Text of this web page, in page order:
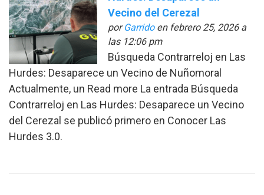
Vecino del Cerezal
porGarridoen febrero 25, 2026 a
las 12:06 pm
Búsqueda Contrarreloj en Las
Hurdes: Desaparece un Vecino de Nuñomoral
Actualmente, un Read more La entrada Búsqueda
Contrarreloj en Las Hurdes: Desaparece un Vecino
del Cerezal se publicó primero en Conocer Las
Hurdes 3.0.